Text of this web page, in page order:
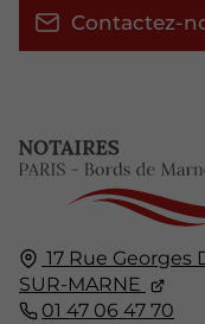
17 Rue Georges
SUR-MARNE
01 47 06 47 70
Contactez-